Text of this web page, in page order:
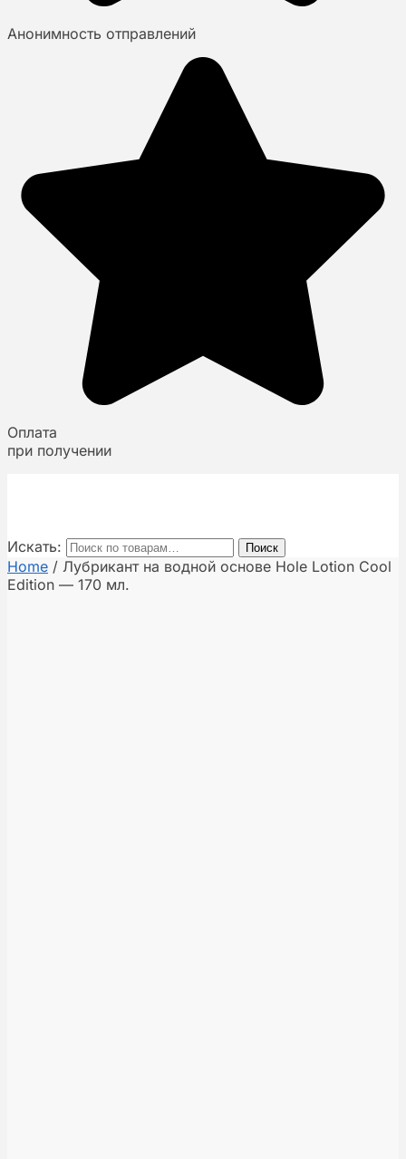
Анонимность отправлений
Оплата
при получении
Искать: Поиск
Home / Лубрикант на водной основе Hole Lotion Cool
Edition — 170 мл.